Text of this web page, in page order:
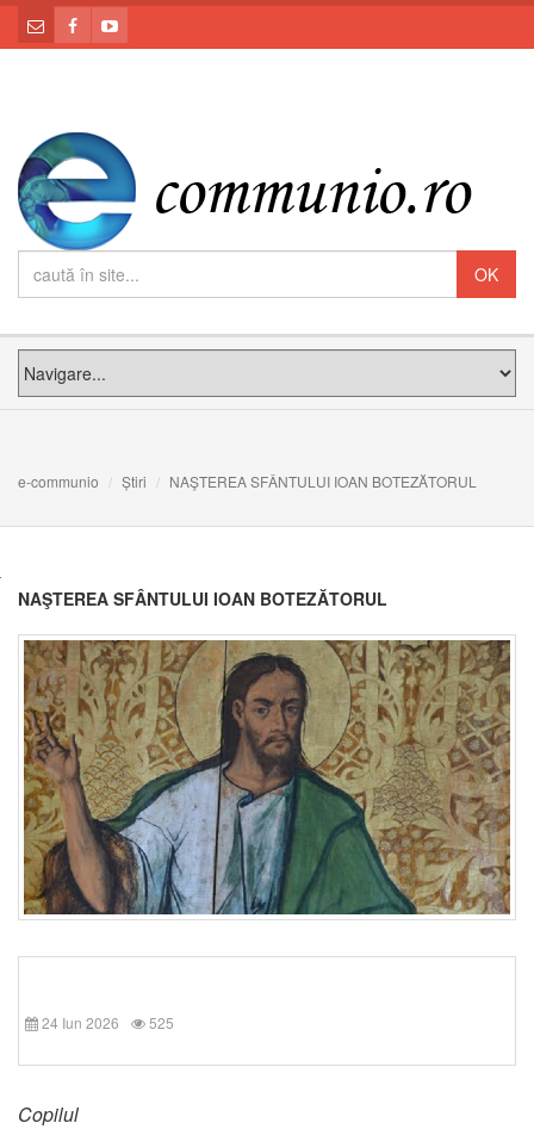
e-communio Știri NAŞTEREA SFÂNTULUI IOAN BOTEZĂTORUL
NAŞTEREA SFÂNTULUI IOAN BOTEZĂTORUL
24 Iun 2026 525
Copilul